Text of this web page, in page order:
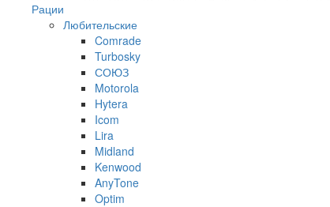
Рации
Любительские
Comrade
Turbosky
СОЮЗ
Motorola
Hytera
Icom
Lira
Midland
Kenwood
AnyTone
Optim